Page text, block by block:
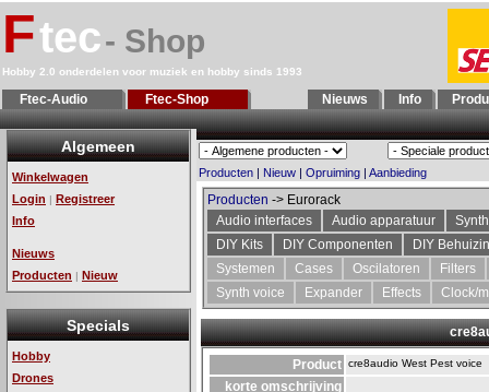
Ftec- Shop
Hobby 2.0 onderdelen voor muziek en hobby sinds 1993
Ftec-Audio Ftec-Shop Nieuws Info
Algemeen
Winkelwagen
Login | Registreer
Info
Nieuws
Producten | Nieuw
Specials
Hobby
Drones
Producten | Nieuw | Opruiming | Aanbieding
Producten -> Eurorack
Audio interfaces
Audio apparatuur
DIY Kits
DIY Componenten
DIY
Systemen
Cases Oscilatoren
Filters
Synth voice
Expander Effects Clock/
Product cre8audio West Pest voice
korte omschrijving